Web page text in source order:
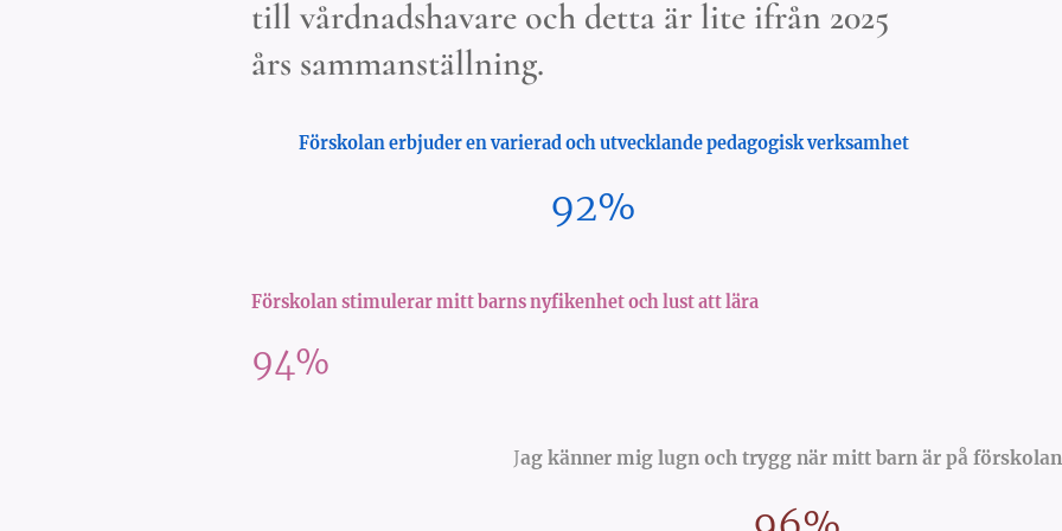
till vårdnadshavare och detta är lite ifrån 2025
års sammanställning.
Förskolan erbjuder en varierad och utvecklande pedagogisk verksamhet
92%
Förskolan stimulerar mitt barns nyfikenhet och lust att lära
94%
Jag känner mig lugn och trygg när mitt barn är på